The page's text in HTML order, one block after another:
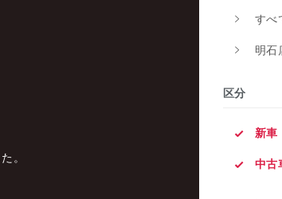
。
すべ
明石
区分
新車
中古